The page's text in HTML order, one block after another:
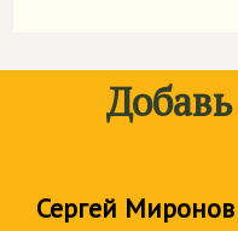
Сергей Миронов